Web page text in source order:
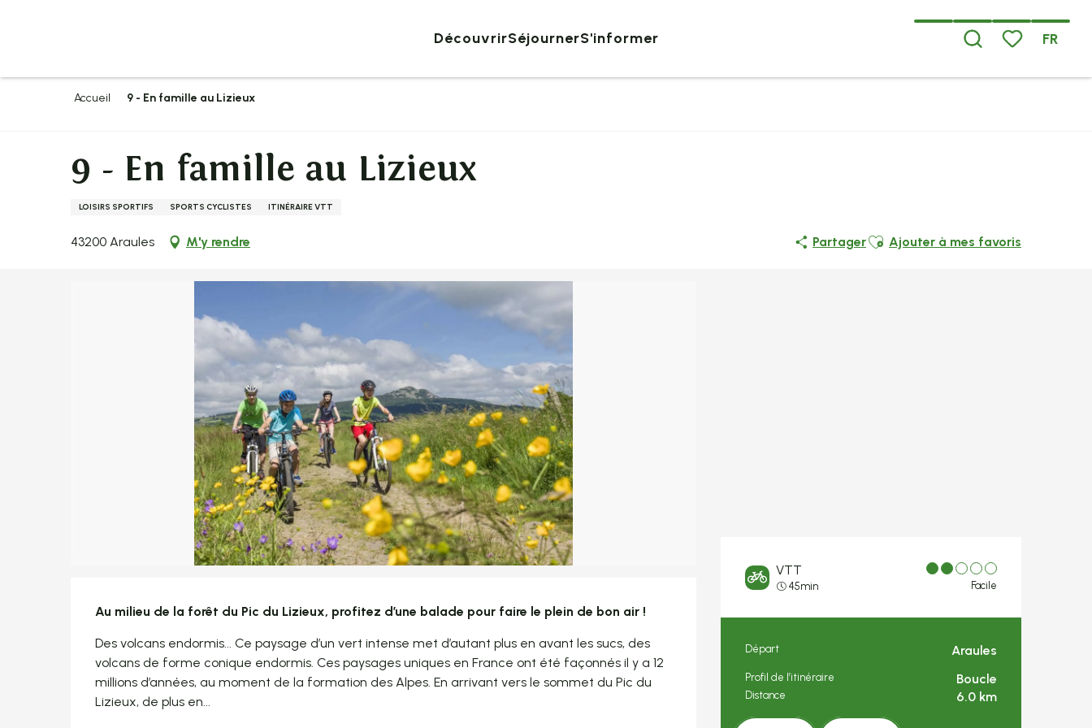
FR
DécouvrirSéjournerS'informer
Accueil 9 - En famille au Lizieux
9 - En famille au Lizieux
LOISIRS SPORTIFS SPORTS CYCLISTES ITINÉRAIRE VTT
43200 Araules M'y rendre PartagerAjouter aux favoris
Ajouter à mes favoris
VTT
45min Facile
Informations
Départ Araules
Profil de l’itinéraire Boucle
Distance 6.0 km
Description
Au milieu de la forêt du Pic du Lizieux, profitez d’une balade pour faire le plein de bon air !
Des volcans endormis... Ce paysage d’un vert intense met d’autant plus en avant les sucs, des
volcans de forme conique endormis. Ces paysages uniques en France ont été façonnés il y a 12
millions d’années, au moment de la formation des Alpes. En arrivant vers le sommet du Pic du
Lizieux, de plus en...